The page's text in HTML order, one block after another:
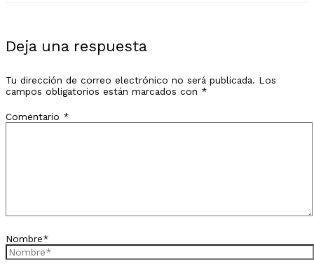
Deja una respuesta
Tu dirección de correo electrónico no será publicada. Los
campos obligatorios están marcados con *
Comentario *
Nombre*